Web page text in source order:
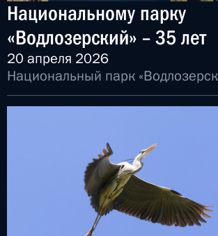
Национальному парку
«Водлозерский» – 35 лет
20 апреля 2026
Национальный парк